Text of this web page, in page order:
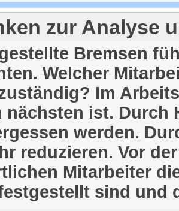
zur Analyse
Bremsen
Welcher
Im
nächsten ist. Durch
werden.
reduzieren. Vor
Mitarbeiter
sind und